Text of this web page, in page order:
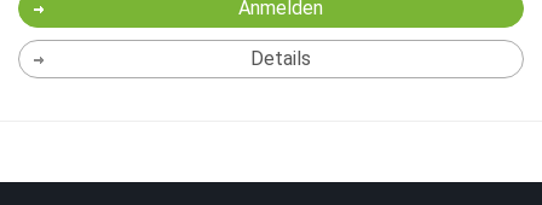
Anmelden
Details